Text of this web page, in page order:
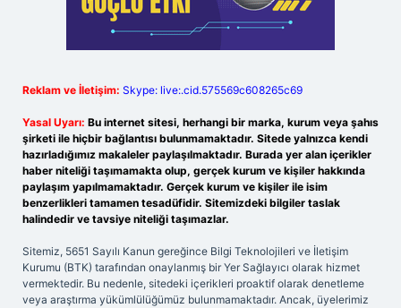
Reklam ve İletişim: Skype: live:.cid.575569c608265c69
Yasal Uyarı: Bu internet sitesi, herhangi bir marka, kurum veya şahıs
şirketi ile hiçbir bağlantısı bulunmamaktadır. Sitede yalnızca kendi
hazırladığımız makaleler paylaşılmaktadır. Burada yer alan içerikler
haber niteliği taşımamakta olup, gerçek kurum ve kişiler hakkında
paylaşım yapılmamaktadır. Gerçek kurum ve kişiler ile isim
benzerlikleri tamamen tesadüfidir. Sitemizdeki bilgiler taslak
halindedir ve tavsiye niteliği taşımazlar.
Sitemiz, 5651 Sayılı Kanun gereğince Bilgi Teknolojileri ve İletişim
Kurumu (BTK) tarafından onaylanmış bir Yer Sağlayıcı olarak hizmet
vermektedir. Bu nedenle, sitedeki içerikleri proaktif olarak denetleme
veya araştırma yükümlülüğümüz bulunmamaktadır. Ancak, üyelerimiz